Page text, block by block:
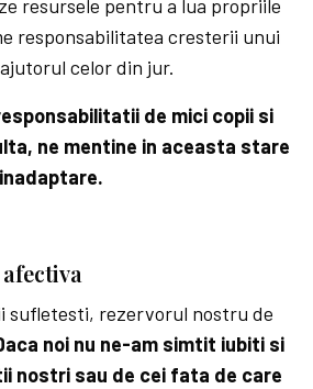
resursele pentru a lua propriile
responsabilitatea cresterii unui
celor din jur.
de mici copii si
ne mentine in aceasta stare
sufletesti, rezervorul nostru de
noi nu ne-am simtit iubiti si
nostri sau de cei fata de care